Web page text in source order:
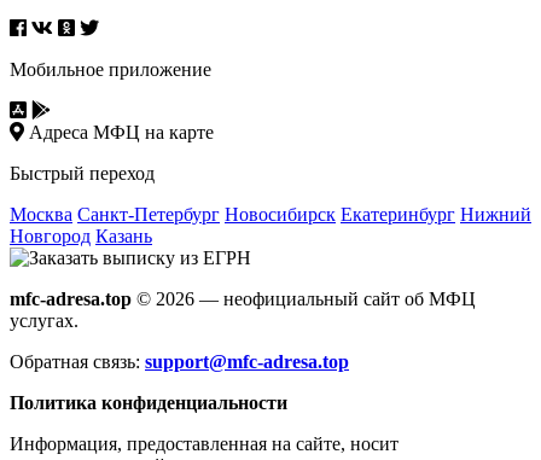
Мобильное приложение
Адреса МФЦ на карте
Быстрый переход
Москва Санкт-Петербург Новосибирск Екатеринбург Нижний
Новгород Казань
mfc-adresa.top © 2026 — неофициальный сайт об МФЦ
услугах.
Обратная связь: support@mfc-adresa.top
Политика конфиденциальности
Информация, предоставленная на сайте, носит